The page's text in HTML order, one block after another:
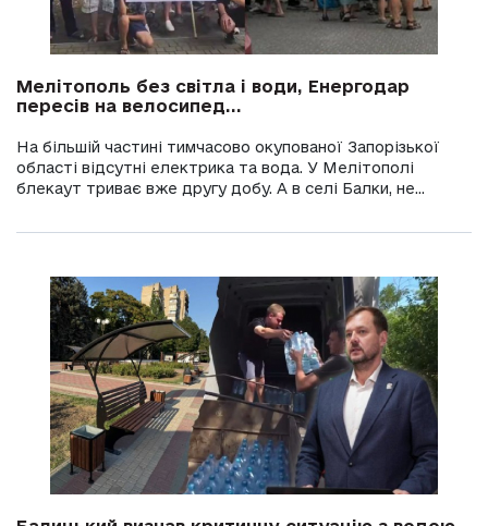
Мелітополь без світла і води, Енергодар
пересів на велосипед...
На більшій частині тимчасово окупованої Запорізької
області відсутні електрика та вода. У Мелітополі
блекаут триває вже другу добу. А в селі Балки, не...